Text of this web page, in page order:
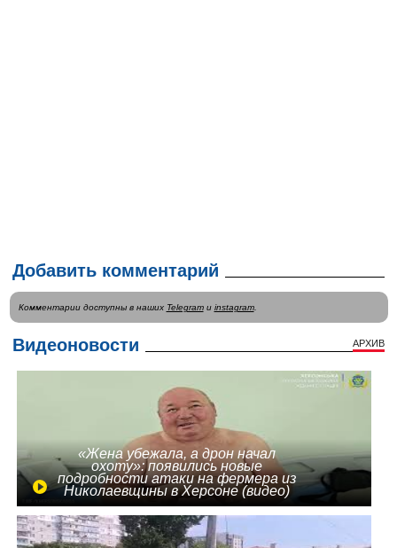
Добавить комментарий
Комментарии доступны в наших Telegramи instagram.
Видеоновости АРХИВ
«Жена убежала, а дрон начал
охоту»: появились новые
подробности атаки на фермера из
Николаевщины в Херсоне (видео)